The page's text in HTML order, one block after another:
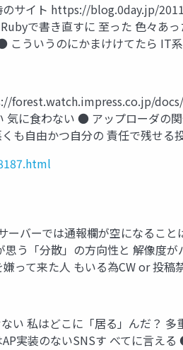
サイト https://blog.0day.jp/
で書き直すに 至った 色々
ういうのにかまけけてたら IT
に食わない ● アップローダ
自由かつ自分の 責任で残せる
バーでは通報欄が空になるこ
思う「分散」の方向性と 解像
って来た人 もいる為CW or 投
い 私はどこに「居る」んだ？
実装のないSNSす べてに言え